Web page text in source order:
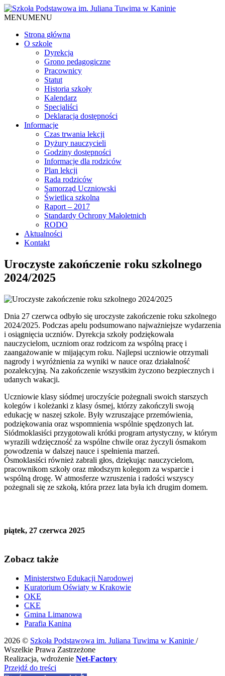
MENUMENU
Strona główna
O szkole
Dyrekcja
Grono pedagogiczne
Pracownicy
Statut
Historia szkoły
Kalendarz
Specjaliści
Deklaracja dostępności
Informacje
Czas trwania lekcji
Dyżury nauczycieli
Godziny dostępności
Informacje dla rodziców
Plan lekcji
Rada rodziców
Samorząd Uczniowski
Świetlica szkolna
Raport – 2017
Standardy Ochrony Małoletnich
RODO
Aktualności
Kontakt
Uroczyste zakończenie roku szkolnego
2024/2025
Dnia 27 czerwca odbyło się uroczyste zakończenie roku szkolnego
2024/2025. Podczas apelu podsumowano najważniejsze wydarzenia
i osiągnięcia uczniów. Dyrekcja szkoły podziękowała
nauczycielom, uczniom oraz rodzicom za wspólną pracę i
zaangażowanie w mijającym roku. Najlepsi uczniowie otrzymali
nagrody i wyróżnienia za wyniki w nauce oraz działalność
pozalekcyjną. Na zakończenie wszystkim życzono bezpiecznych i
udanych wakacji.
Uczniowie klasy siódmej uroczyście pożegnali swoich starszych
kolegów i koleżanki z klasy ósmej, którzy zakończyli swoją
edukację w naszej szkole. Były wzruszające przemówienia,
podziękowania oraz wspomnienia wspólnie spędzonych lat.
Siódmoklasiści przygotowali krótki program artystyczny, w którym
wyrazili wdzięczność za wspólne chwile oraz życzyli ósmakom
powodzenia w dalszej nauce i spełnienia marzeń.
Ósmoklasiści również zabrali głos, dziękując nauczycielom,
pracownikom szkoły oraz młodszym kolegom za wsparcie i
wspólną drogę. W atmosferze wzruszenia i radości wszyscy
pożegnali się ze szkołą, która przez lata była ich drugim domem.
piątek, 27 czerwca 2025
Zobacz także
Ministerstwo Edukacji Narodowej
Kuratorium Oświaty w Krakowie
OKE
CKE
Gmina Limanowa
Parafia Kanina
2026 © Szkoła Podstawowa im. Juliana Tuwima w Kaninie /
Wszelkie Prawa Zastrzeżone
Realizacja, wdrożenie Net-Factory
Przejdź do treści